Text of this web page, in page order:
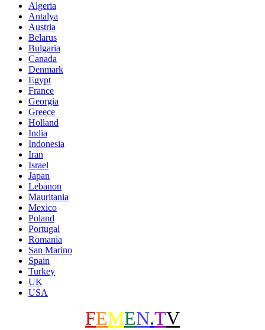
Algeria
Antalya
Austria
Belarus
Bulgaria
Canada
Denmark
Egypt
France
Georgia
Greece
Holland
India
Indonesia
Iran
Israel
Japan
Lebanon
Mauritania
Mexico
Poland
Portugal
Romania
San Marino
Spain
Turkey
UK
USA
FEMEN.TV